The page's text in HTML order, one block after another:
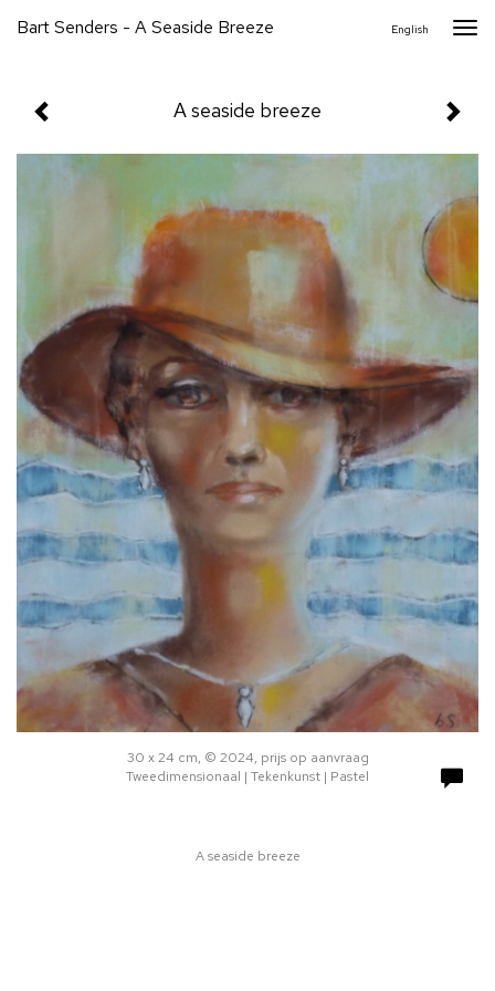
Bart Senders - A Seaside Breeze English
A seaside breeze
30 x 24 cm, © 2024, prijs op aanvraag
Tweedimensionaal | Tekenkunst | Pastel
A seaside breeze